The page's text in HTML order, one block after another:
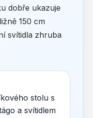
dobře ukazuje
150 cm
svítidla zhruba